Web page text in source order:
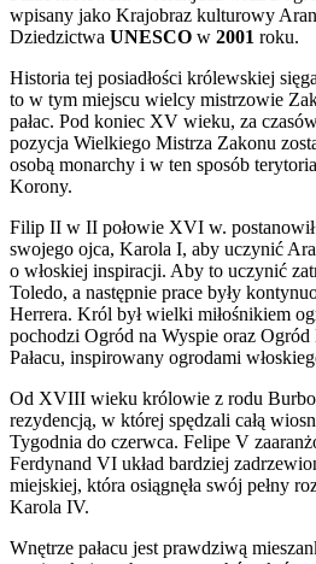
wpisany jako Krajobraz kulturowy
Dziedzictwa UNESCO w 2001 roku.
Historia tej posiadłości królewskiej
to w tym miejscu wielcy mistrzowie
pałac. Pod koniec XV wieku, za
pozycja Wielkiego Mistrza Zakonu
osobą monarchy i w ten sposób
Korony.
Filip II w II połowie XVI w.
swojego ojca, Karola I, aby uczynić
o włoskiej inspiracji. Aby to uczynić
Toledo, a następnie prace były
Herrera. Król był wielki miłośnikiem
pochodzi Ogród na Wyspie oraz
Pałacu, inspirowany ogrodami
Od XVIII wieku królowie z rodu
rezydencją, w której spędzali całą
Tygodnia do czerwca. Felipe V
Ferdynand VI układ bardziej
miejskiej, która osiągnęła swój pełny
Karola IV.
Wnętrze pałacu jest prawdziwą